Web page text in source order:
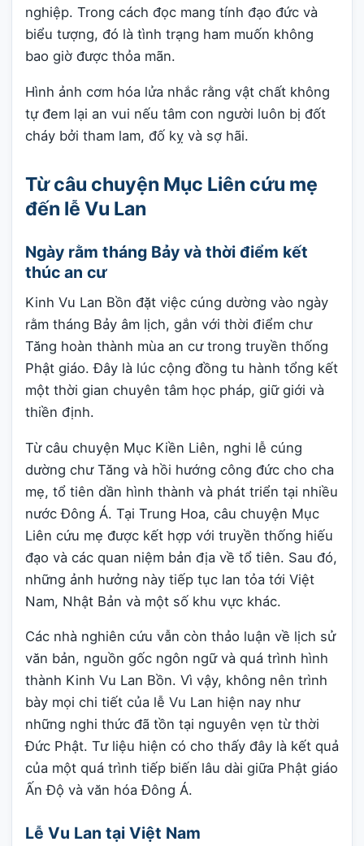
nghiệp. Trong cách đọc mang tính đạo đức và
biểu tượng, đó là tình trạng ham muốn không
bao giờ được thỏa mãn.
Hình ảnh cơm hóa lửa nhắc rằng vật chất không
tự đem lại an vui nếu tâm con người luôn bị đốt
cháy bởi tham lam, đố kỵ và sợ hãi.
Từ câu chuyện Mục Liên cứu mẹ
đến lễ Vu Lan
Ngày rằm tháng Bảy và thời điểm kết
thúc an cư
Kinh Vu Lan Bồn đặt việc cúng dường vào ngày
rằm tháng Bảy âm lịch, gắn với thời điểm chư
Tăng hoàn thành mùa an cư trong truyền thống
Phật giáo. Đây là lúc cộng đồng tu hành tổng kết
một thời gian chuyên tâm học pháp, giữ giới và
thiền định.
Từ câu chuyện Mục Kiền Liên, nghi lễ cúng
dường chư Tăng và hồi hướng công đức cho cha
mẹ, tổ tiên dần hình thành và phát triển tại nhiều
nước Đông Á. Tại Trung Hoa, câu chuyện Mục
Liên cứu mẹ được kết hợp với truyền thống hiếu
đạo và các quan niệm bản địa về tổ tiên. Sau đó,
những ảnh hưởng này tiếp tục lan tỏa tới Việt
Nam, Nhật Bản và một số khu vực khác.
Các nhà nghiên cứu vẫn còn thảo luận về lịch sử
văn bản, nguồn gốc ngôn ngữ và quá trình hình
thành Kinh Vu Lan Bồn. Vì vậy, không nên trình
bày mọi chi tiết của lễ Vu Lan hiện nay như
những nghi thức đã tồn tại nguyên vẹn từ thời
Đức Phật. Tư liệu hiện có cho thấy đây là kết quả
của một quá trình tiếp biến lâu dài giữa Phật giáo
Ấn Độ và văn hóa Đông Á.
Lễ Vu Lan tại Việt Nam